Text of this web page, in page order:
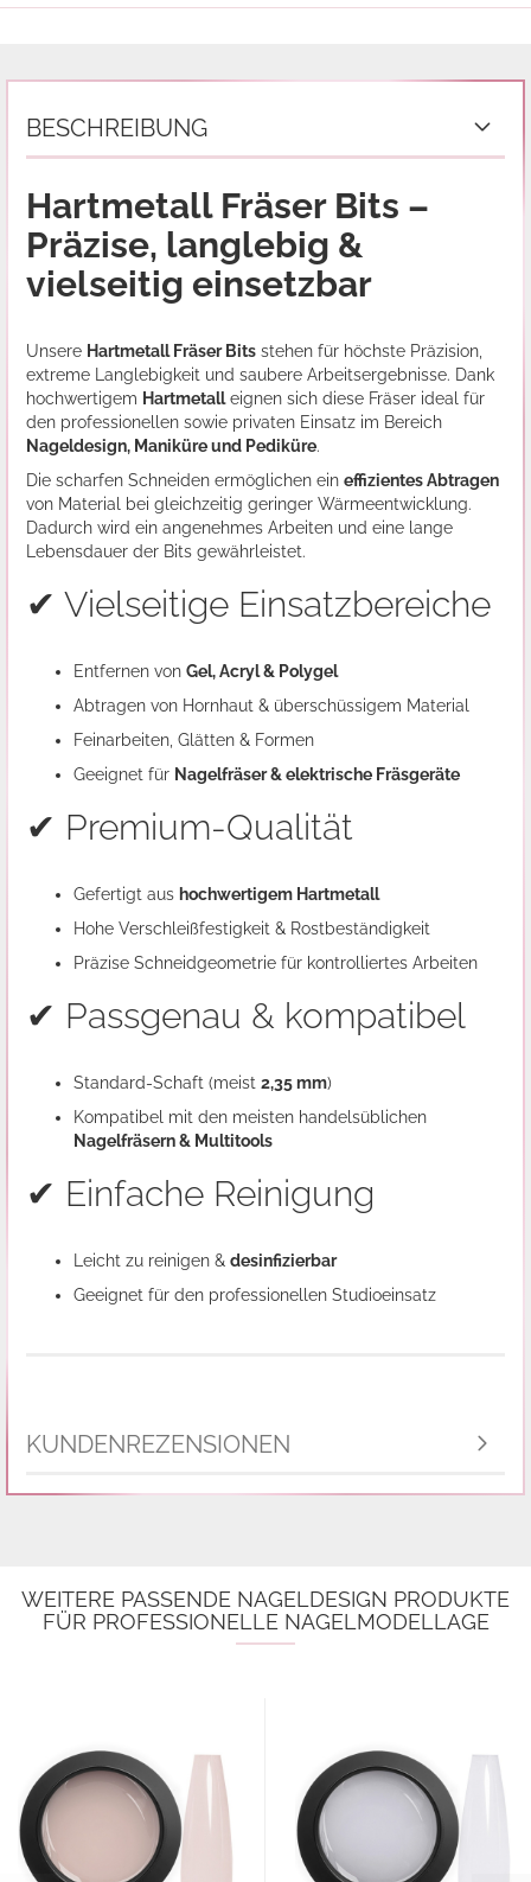
BESCHREIBUNG
Hartmetall Fräser Bits –
Präzise, langlebig &
vielseitig einsetzbar
Unsere Hartmetall Fräser Bits stehen für höchste Präzision,
extreme Langlebigkeit und saubere Arbeitsergebnisse. Dank
hochwertigem Hartmetalleignen sich diese Fräser ideal für
den professionellen sowie privaten Einsatz im Bereich
Nageldesign, Maniküre und Pediküre.
Die scharfen Schneiden ermöglichen ein effizientes Abtragen
von Material bei gleichzeitig geringer Wärmeentwicklung.
Dadurch wird ein angenehmes Arbeiten und eine lange
Lebensdauer der Bits gewährleistet.
✔ Vielseitige Einsatzbereiche
Entfernen von Gel, Acryl & Polygel
Abtragen von Hornhaut & überschüssigem Material
Feinarbeiten, Glätten & Formen
Geeignet für Nagelfräser & elektrische Fräsgeräte
✔ Premium-Qualität
Gefertigt aus hochwertigem Hartmetall
Hohe Verschleißfestigkeit & Rostbeständigkeit
Präzise Schneidgeometrie für kontrolliertes Arbeiten
✔ Passgenau & kompatibel
Standard-Schaft (meist 2,35 mm)
Kompatibel mit den meisten handelsüblichen
Nagelfräsern & Multitools
✔ Einfache Reinigung
Leicht zu reinigen & desinfizierbar
Geeignet für den professionellen Studioeinsatz
KUNDENREZENSIONEN
WEITERE PASSENDE NAGELDESIGN PRODUKTE
FÜR PROFESSIONELLE NAGELMODELLAGE